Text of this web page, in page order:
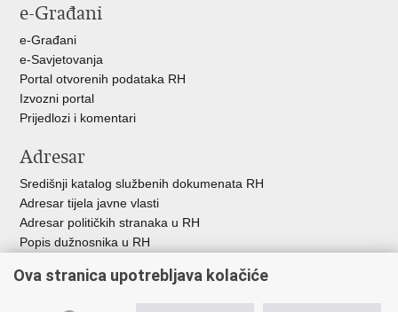
Facebooku
X-
e-Građani
e-Građani
e-Savjetovanja
Portal otvorenih podataka RH
Izvozni portal
Prijedlozi i komentari
Adresar
Središnji katalog službenih dokumenata RH
Adresar tijela javne vlasti
Adresar političkih stranaka u RH
Popis dužnosnika u RH
Pozivi za žurnu pomoć
Ova stranica upotrebljava kolačiće